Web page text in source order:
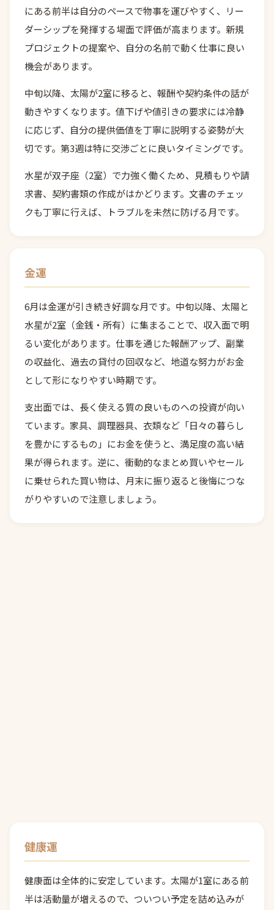
にある前半は自分のペースで物事を運びやすく、リー
ダーシップを発揮する場面で評価が高まります。新規
プロジェクトの提案や、自分の名前で動く仕事に良い
機会があります。
中旬以降、太陽が2室に移ると、報酬や契約条件の話が
動きやすくなります。値下げや値引きの要求には冷静
に応じず、自分の提供価値を丁寧に説明する姿勢が大
切です。第3週は特に交渉ごとに良いタイミングです。
水星が双子座（2室）で力強く働くため、見積もりや請
求書、契約書類の作成がはかどります。文書のチェッ
クも丁寧に行えば、トラブルを未然に防げる月です。
金運
6月は金運が引き続き好調な月です。中旬以降、太陽と
水星が2室（金銭・所有）に集まることで、収入面で明
るい変化があります。仕事を通じた報酬アップ、副業
の収益化、過去の貸付の回収など、地道な努力がお金
として形になりやすい時期です。
支出面では、長く使える質の良いものへの投資が向い
ています。家具、調理器具、衣類など「日々の暮らし
を豊かにするもの」にお金を使うと、満足度の高い結
果が得られます。逆に、衝動的なまとめ買いやセール
に乗せられた買い物は、月末に振り返ると後悔につな
がりやすいので注意しましょう。
健康運
健康面は全体的に安定しています。太陽が1室にある前
半は活動量が増えるので、ついつい予定を詰め込みが